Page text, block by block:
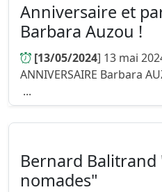
Anniversaire et
Barbara Auzou !
[13/05/2024] 13 mai
ANNIVERSAIRE Barbara
...
Bernard Balitrand
nomades"